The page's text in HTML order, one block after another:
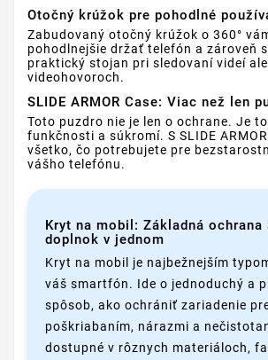
Otočný krúžok pre pohodlné
Zabudovaný otočný krúžok o 360°
pohodlnejšie držať telefón a zároveň
praktický stojan pri sledovaní videí
videohovoroch.
SLIDE ARMOR Case: Viac než len
Toto puzdro nie je len o ochrane. Je
funkčnosti a súkromí. S SLIDE
všetko, čo potrebujete pre
vášho telefónu.
Kryt na mobil: Základná ochrana
doplnok v jednom
Kryt na mobil je najbežnejším
váš smartfón. Ide o jednoduchý a
spôsob, ako ochrániť zariadenie
poškriabaním, nárazmi a
dostupné v rôznych materiáloch,